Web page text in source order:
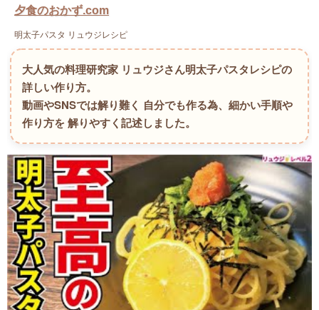
夕食のおかず.com
明太子パスタ リュウジレシピ
大人気の料理研究家 リュウジさん明太子パスタレシピの
詳しい作り方。
動画やSNSでは解り難く 自分でも作る為、細かい手順や
作り方を 解りやすく記述しました。